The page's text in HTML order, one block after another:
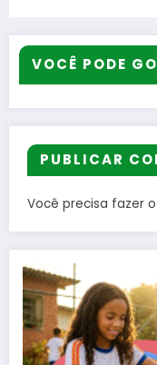
VOCÊ PODE
PUBLICAR
Você precisa fazer o